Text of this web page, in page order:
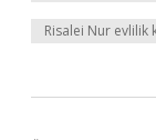
Risalei Nur evlilik